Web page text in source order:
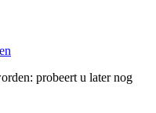
probeert u later nog